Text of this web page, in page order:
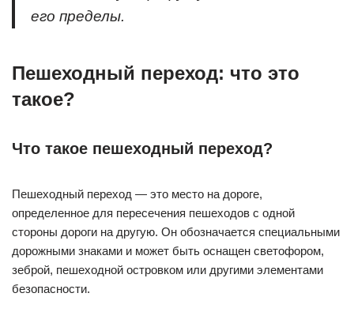
его пределы.
Пешеходный переход: что это
такое?
Что такое пешеходный переход?
Пешеходный переход — это место на дороге,
определенное для пересечения пешеходов с одной
стороны дороги на другую. Он обозначается специальными
дорожными знаками и может быть оснащен светофором,
зеброй, пешеходной островком или другими элементами
безопасности.